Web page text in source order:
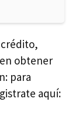
obtener
para
aquí: